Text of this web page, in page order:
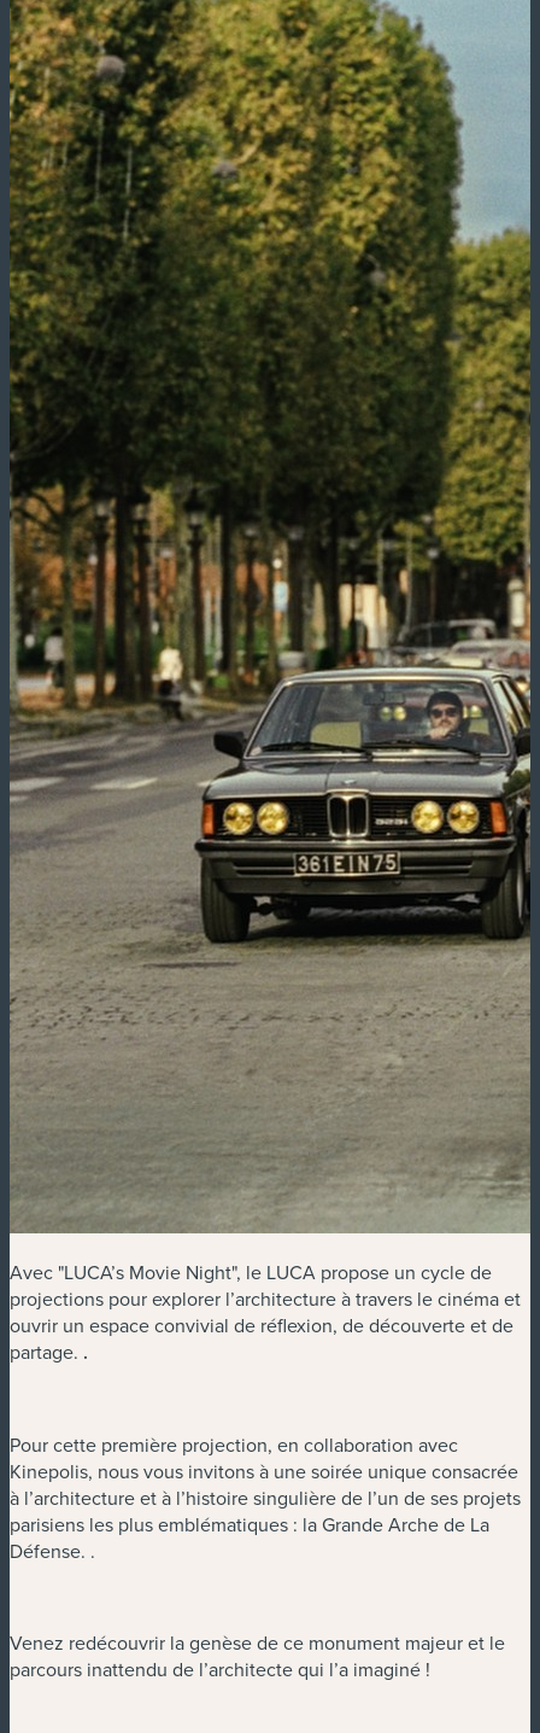
Avec "LUCA’s Movie Night", le LUCA propose un cycle de
projections pour explorer l’architecture à travers le cinéma et
ouvrir un espace convivial de réflexion, de découverte et de
partage. .
Pour cette première projection, en collaboration avec
Kinepolis, nous vous invitons à une soirée unique consacrée
à l’architecture et à l’histoire singulière de l’un de ses projets
parisiens les plus emblématiques : la Grande Arche de La
Défense. .
Venez redécouvrir la genèse de ce monument majeur et le
parcours inattendu de l’architecte qui l’a imaginé !